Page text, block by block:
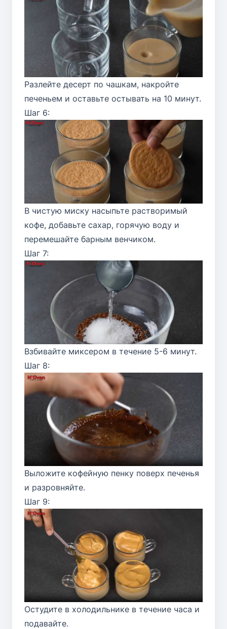
Разлейте десерт по чашкам, накройте
печеньем и оставьте остывать на 10 минут.
Шаг 6:
В чистую миску насыпьте растворимый
кофе, добавьте сахар, горячую воду и
перемешайте барным венчиком.
Шаг 7:
Взбивайте миксером в течение 5-6 минут.
Шаг 8:
Выложите кофейную пенку поверх печенья
и разровняйте.
Шаг 9:
Остудите в холодильнике в течение часа и
подавайте.